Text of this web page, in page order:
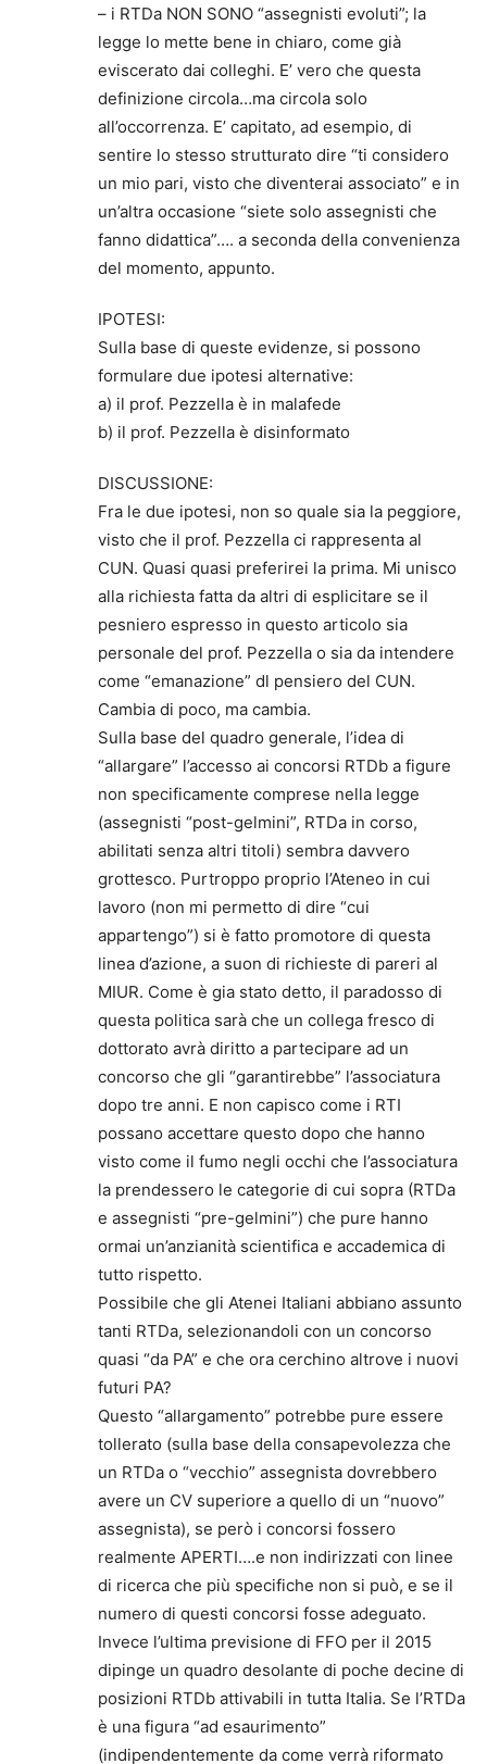
– i RTDa NON SONO “assegnisti evoluti”; la
legge lo mette bene in chiaro, come già
eviscerato dai colleghi. E’ vero che questa
definizione circola…ma circola solo
all’occorrenza. E’ capitato, ad esempio, di
sentire lo stesso strutturato dire “ti considero
un mio pari, visto che diventerai associato” e in
un’altra occasione “siete solo assegnisti che
fanno didattica”…. a seconda della convenienza
del momento, appunto.
IPOTESI:
Sulla base di queste evidenze, si possono
formulare due ipotesi alternative:
a) il prof. Pezzella è in malafede
b) il prof. Pezzella è disinformato
DISCUSSIONE:
Fra le due ipotesi, non so quale sia la peggiore,
visto che il prof. Pezzella ci rappresenta al
CUN. Quasi quasi preferirei la prima. Mi unisco
alla richiesta fatta da altri di esplicitare se il
pesniero espresso in questo articolo sia
personale del prof. Pezzella o sia da intendere
come “emanazione” dl pensiero del CUN.
Cambia di poco, ma cambia.
Sulla base del quadro generale, l’idea di
“allargare” l’accesso ai concorsi RTDb a figure
non specificamente comprese nella legge
(assegnisti “post-gelmini”, RTDa in corso,
abilitati senza altri titoli) sembra davvero
grottesco. Purtroppo proprio l’Ateneo in cui
lavoro (non mi permetto di dire “cui
appartengo”) si è fatto promotore di questa
linea d’azione, a suon di richieste di pareri al
MIUR. Come è gia stato detto, il paradosso di
questa politica sarà che un collega fresco di
dottorato avrà diritto a partecipare ad un
concorso che gli “garantirebbe” l’associatura
dopo tre anni. E non capisco come i RTI
possano accettare questo dopo che hanno
visto come il fumo negli occhi che l’associatura
la prendessero le categorie di cui sopra (RTDa
e assegnisti “pre-gelmini”) che pure hanno
ormai un’anzianità scientifica e accademica di
tutto rispetto.
Possibile che gli Atenei Italiani abbiano assunto
tanti RTDa, selezionandoli con un concorso
quasi “da PA” e che ora cerchino altrove i nuovi
futuri PA?
Questo “allargamento” potrebbe pure essere
tollerato (sulla base della consapevolezza che
un RTDa o “vecchio” assegnista dovrebbero
avere un CV superiore a quello di un “nuovo”
assegnista), se però i concorsi fossero
realmente APERTI….e non indirizzati con linee
di ricerca che più specifiche non si può, e se il
numero di questi concorsi fosse adeguato.
Invece l’ultima previsione di FFO per il 2015
dipinge un quadro desolante di poche decine di
posizioni RTDb attivabili in tutta Italia. Se l’RTDa
è una figura “ad esaurimento”
(indipendentemente da come verrà riformato